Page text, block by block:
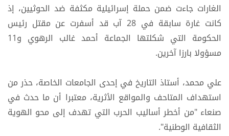
الغارات جاءت ضمن حملة إسرائيلية مكثفة ضد الحوثيين، إذ
كانت غارة سابقة في 28 آب قد أسفرت عن مقتل رئيس
الحكومة التي شكلتها الجماعة أحمد غالب الرهوي و11
مسؤولا بارزا آخرين.
علي محمد، أستاذ التاريخ في إحدى الجامعات الخاصة، حذر من
استهداف المتاحف والمواقع الأثرية، معتبرا أن ما حدث في
صنعاء "من أخطر أساليب الحرب التي تهدف إلى محو ​الهوية
الثقافية​ الوطنية".